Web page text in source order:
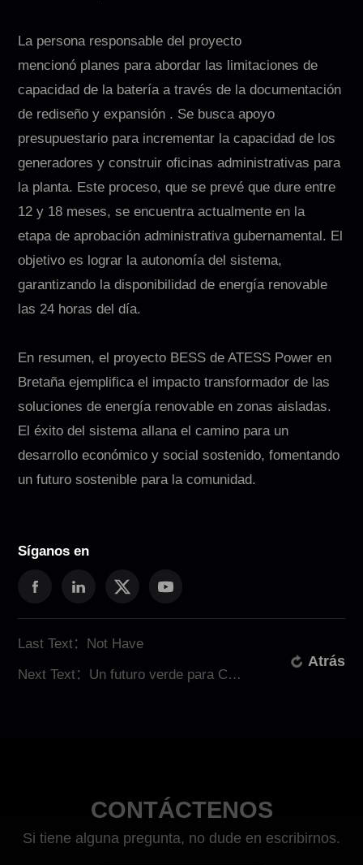
La persona responsable del proyecto
mencionó planes para abordar las limitaciones de
capacidad de la batería a través de la documentación
de rediseño y expansión . Se busca apoyo
presupuestario para incrementar la capacidad de los
generadores y construir oficinas administrativas para
la planta. Este proceso, que se prevé que dure entre
12 y 18 meses, se encuentra actualmente en la
etapa de aprobación administrativa gubernamental. El
objetivo es lograr la autonomía del sistema,
garantizando la disponibilidad de energía renovable
las 24 horas del día.
En resumen, el proyecto BESS de ATESS Power en
Bretaña ejemplifica el impacto transformador de las
soluciones de energía renovable en zonas aisladas.
El éxito del sistema allana el camino para un
desarrollo económico y social sostenido, fomentando
un futuro sostenible para la comunidad.
Síganos en
Last Text：Not Have
Next Text：Un futuro verde para Casuarito, Colombia: Únese a la transformación energética con ATESS
Atrás
CONTÁCTENOS
Si tiene alguna pregunta, no dude en escribirnos.